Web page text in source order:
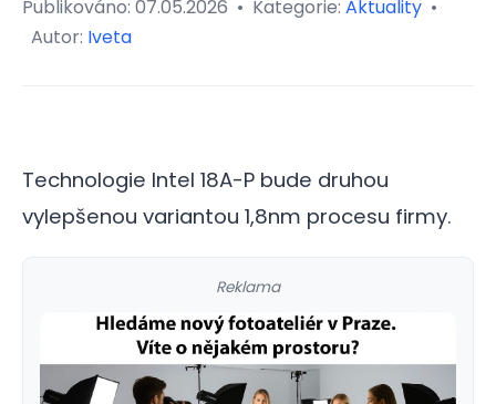
Publikováno: 07.05.2026 • Kategorie: Aktuality •
Autor: Iveta
Technologie Intel 18A-P bude druhou
vylepšenou variantou 1,8nm procesu firmy.
Reklama